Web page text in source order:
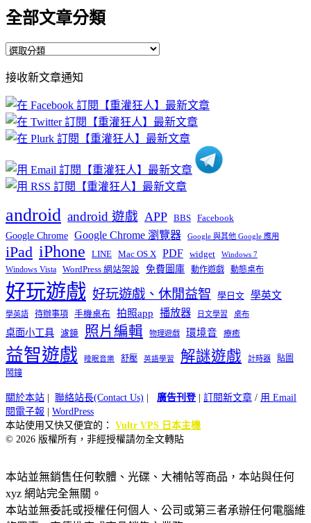
全部文章分類
全
文
章
分
類
接收新文章通知
android android 遊戲 APP BBS Facebook
Google Chrome Google Chrome 瀏覽器 Google 與其他 Google 應用
iPad iPhone LINE Mac OS X PDF widget Windows 7
Windows Vista WordPress 網站架設 免費圖庫 動作遊戲 動態桌布
好玩遊戲 好玩遊戲、休閒益智 學日文 學英文
學英語 待辦事項 手機桌布 拍照app 播放器 日文學習 桌布
桌面小工具 濾鏡 照片編輯 物理遊戲 環境音 療癒
益智遊戲 睡眠音樂 舒壓 英語學習 解謎遊戲 計時器
貼圖
鬧鐘
關於本站 聯絡站長(Contact Us) 廣告刊登| 訂閱新文章 / 用 Email
閱電子報
WordPress
本站使用又快又便宜的： Vultr VPS 日本主機
© 2026 版權所有，非經授權請勿全文轉貼
本站並無銷售任何軟體、光碟、大補帖等商品，本站與任何
xyz 網站完全無關。
本站並無委託或授權任何個人、公司或第三者承辦任何電腦維